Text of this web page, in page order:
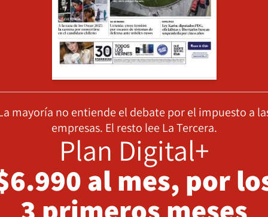
mayoría no entiende el debate por el impuesto a
empresas. El resto lee La Tercera.
Plan Digital+
al mes, por